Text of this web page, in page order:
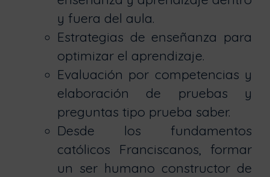
y fuera del aula.
Estrategias de enseñanza para
optimizar el aprendizaje.
Evaluación por competencias y
elaboración de pruebas y
preguntas tipo prueba saber.
Desde los fundamentos
católicos Franciscanos, formar
un ser humano constructor de